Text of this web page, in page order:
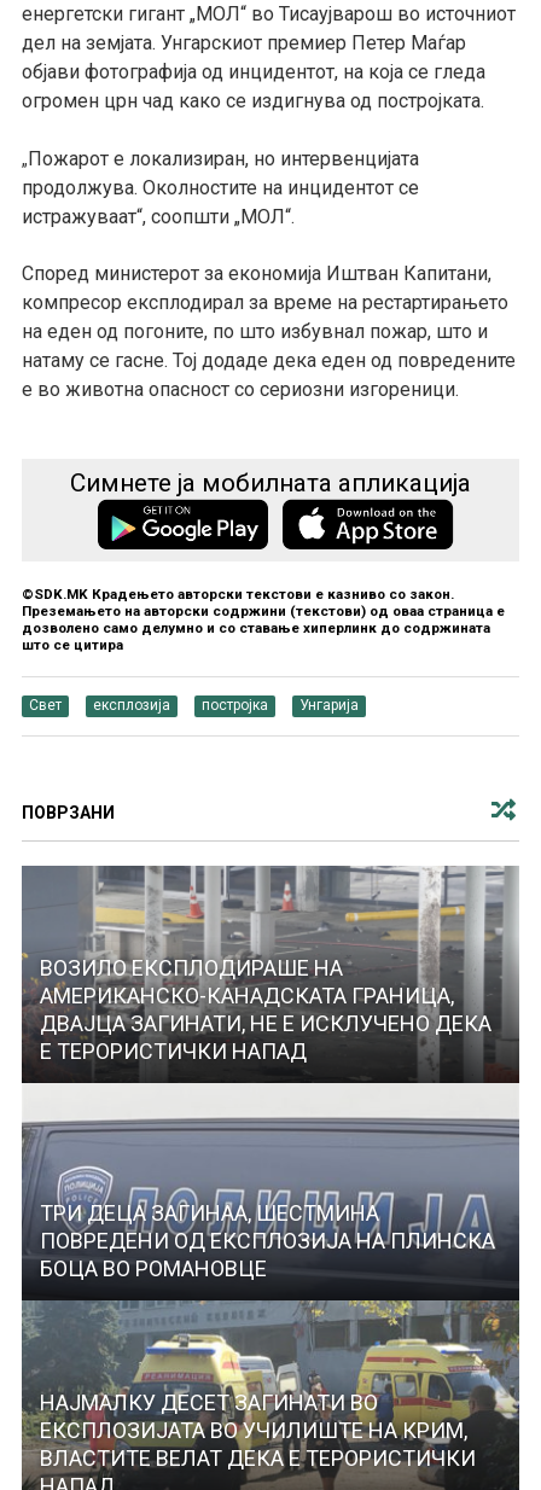
енергетски гигант „МОЛ“ во Тисаујварош во источниот
дел на земјата. Унгарскиот премиер Петер Маѓар
објави фотографија од инцидентот, на која се гледа
огромен црн чад како се издигнува од постројката.
„Пожарот е локализиран, но интервенцијата
продолжува. Околностите на инцидентот се
истражуваат“, соопшти „МОЛ“.
Според министерот за економија Иштван Капитани,
компресор експлодирал за време на рестартирањето
на еден од погоните, по што избувнал пожар, што и
натаму се гасне. Тој додаде дека еден од повредените
е во животна опасност со сериозни изгореници.
Симнете ја мобилната апликација
©SDK.MK Крадењето авторски текстови е казниво со закон.
Преземањето на авторски содржини (текстови) од оваа страница е
дозволено само делумно и со ставање хиперлинк до содржината
што се цитира
Свет експлозија постројка Унгарија
ПОВРЗАНИ
ВОЗИЛО ЕКСПЛОДИРАШЕ НА
АМЕРИКАНСКО-КАНАДСКАТА ГРАНИЦА,
ДВАЈЦА ЗАГИНАТИ, НЕ Е ИСКЛУЧЕНО ДЕКА
Е ТЕРОРИСТИЧКИ НАПАД
ТРИ ДЕЦА ЗАГИНАА, ШЕСТМИНА
ПОВРЕДЕНИ OД ЕКСПЛОЗИЈА НА ПЛИНСКА
БОЦА ВО РОМАНОВЦЕ
НАЈМАЛКУ ДЕСЕТ ЗАГИНАТИ ВО
ЕКСПЛОЗИЈАТА ВО УЧИЛИШТЕ НА КРИМ,
ВЛАСТИТЕ ВЕЛАТ ДЕКА Е ТЕРОРИСТИЧКИ